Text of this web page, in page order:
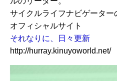
サイクルライフナビゲーター
オフィシャルサイト
それなりに、日々更新
http://hurray.kinuyoworld.net/